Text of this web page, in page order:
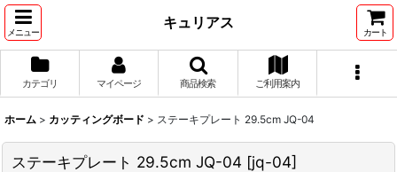
メニュー
キュリアス
カート
カテゴリ マイページ 商品検索 ご利用案内
ホーム > カッティングボード > ステーキプレート 29.5cm JQ-04
ステーキプレート 29.5cm JQ-04 [jq-04]